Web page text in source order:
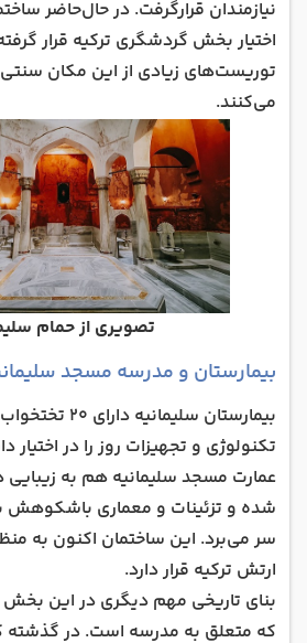
نیازمندان قرارگرفت. در حال‌حاضر
اختیار بخش گردشگری ترکیه قرار
توریست‌های زیادی از این مکان سنتی
می‌کنند.
تصویری از حمام
بیمارستان و مدرسه مسجد
بیمارستان
تکنولوژی و تجهیزات روز را در
عمارت مسجد سلیمانیه هم به
شده و تزئینات و معماری
سر می‌برد. این ساختمان اکنون به
ارتش ترکیه قرار دارد.
بنای تاریخی مهم دیگری در این بخش
که متعلق به مدرسه است. در گذشته